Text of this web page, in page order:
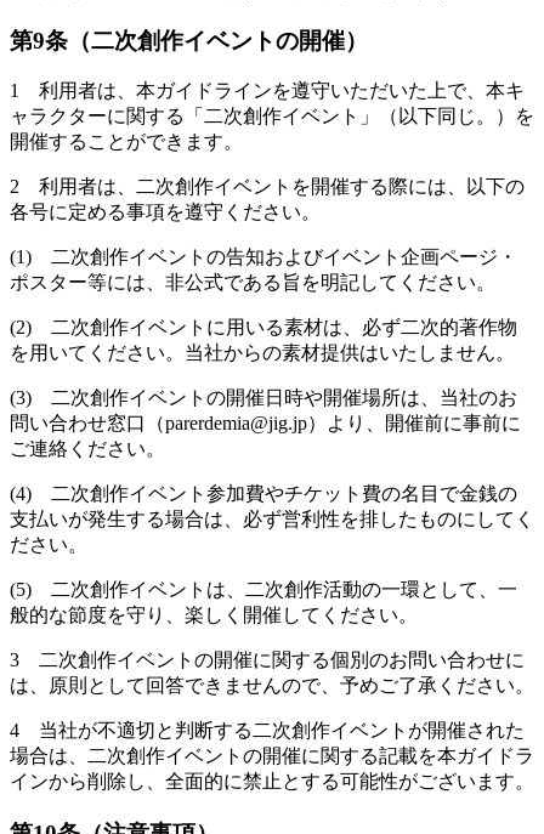
第9条（二次創作イベントの開催）
1 利用者は、本ガイドラインを遵守いただいた上で、本キ
ャラクターに関する「二次創作イベント」（以下同じ。）を
開催することができます。
2 利用者は、二次創作イベントを開催する際には、以下の
各号に定める事項を遵守ください。
(1) 二次創作イベントの告知およびイベント企画ページ・
ポスター等には、非公式である旨を明記してください。
(2) 二次創作イベントに用いる素材は、必ず二次的著作物
を用いてください。当社からの素材提供はいたしません。
(3) 二次創作イベントの開催日時や開催場所は、当社のお
問い合わせ窓口（parerdemia@jig.jp）より、開催前に事前に
ご連絡ください。
(4) 二次創作イベント参加費やチケット費の名目で金銭の
支払いが発生する場合は、必ず営利性を排したものにしてく
ださい。
(5) 二次創作イベントは、二次創作活動の一環として、一
般的な節度を守り、楽しく開催してください。
3 二次創作イベントの開催に関する個別のお問い合わせに
は、原則として回答できませんので、予めご了承ください。
4 当社が不適切と判断する二次創作イベントが開催された
場合は、二次創作イベントの開催に関する記載を本ガイドラ
インから削除し、全面的に禁止とする可能性がございます。